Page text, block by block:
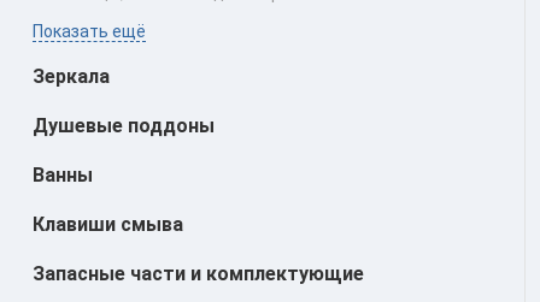
Показать ещё
Зеркала
Душевые поддоны
Ванны
Клавиши смыва
Запасные части и комплектующие